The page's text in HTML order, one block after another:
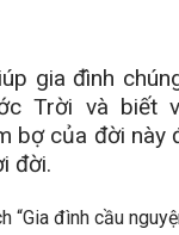
gia đình
Trời và biết
bợ của đời này
đời.
“Gia đình cầu